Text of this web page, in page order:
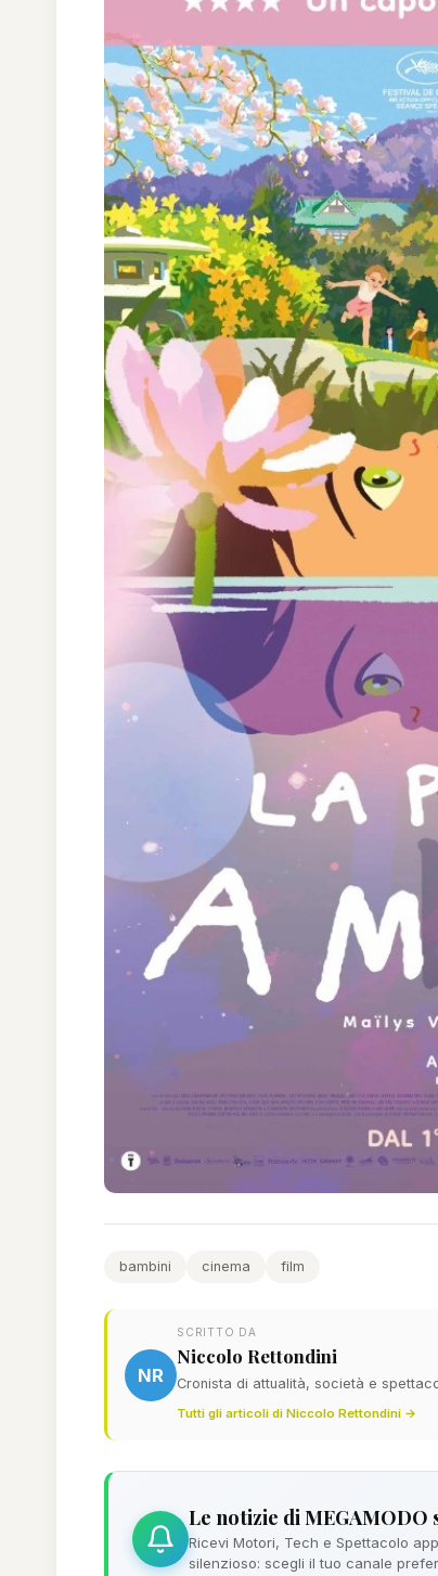
bambini cinema film
NR
SCRITTO DA
Niccolo Rettondini
Cronista di attualità, società e
Tutti gli articoli di Niccolo Rettondini →
Le notizie di
Ricevi Motori, Tech e Spettacolo
silenzioso: scegli il tuo canale